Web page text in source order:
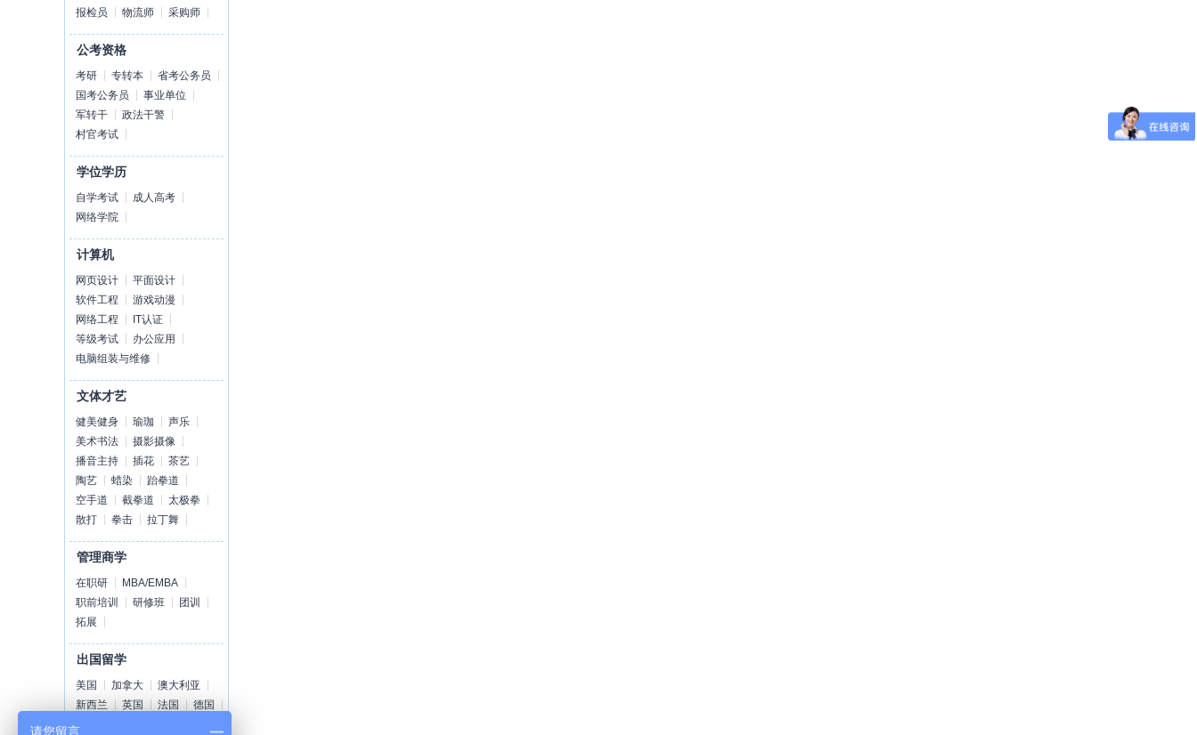
报检员
物流师 采购师
公考资格
考研 专转本
省考公务员
国考公务员
事业单位
军转干
政法干警
村官考试
学位学历
自学考试
成人高考
网络学院
计算机
网页设计
平面设计
软件工程
游戏动漫
网络工程
IT认证
等级考试
办公应用
电脑组装与维修
文体才艺
健美健身 瑜珈
声乐
美术书法
摄影摄像
播音主持
插花
茶艺
陶艺
蜡染
跆拳道
空手道
截拳道
太极拳
散打
拳击 拉丁舞
管理商学
在职研
MBA/EMBA
职前培训
研修班
团训
拓展
出国留学
美国 加拿大
澳大利亚
新西兰
英国 法国
德国
荷兰
请您留言